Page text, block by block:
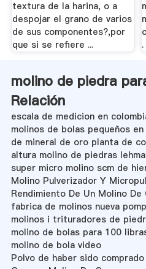
textura de la harina, o a
despojar el grano de varios
de sus componentes?,por
que si se refiere ...
.
molino de piedra
Relación
escala de medicion en
molinos de bolas pequeños
de mineral de oro planta de
altura molino de piedras
super micro molino scm de
Molino Pulverizador Y
Rendimiento De Un Molino De
fabrica de molinos nueva
molinos i trituradores de
molino de bolas para 100
molino de bola video
Polvo de haber sido comprado